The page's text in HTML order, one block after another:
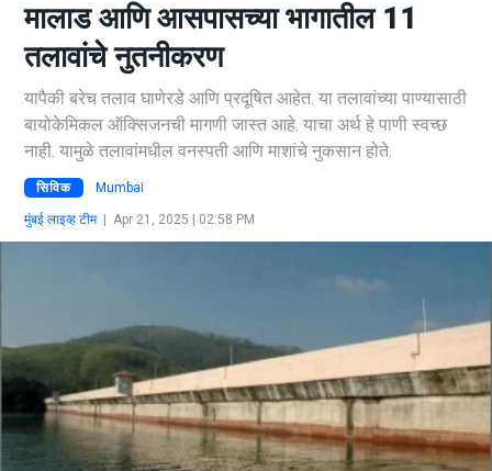
मालाड आणि आसपासच्या भागातील 11
तलावांचे नुतनीकरण
यापैकी बरेच तलाव घाणेरडे आणि प्रदूषित आहेत. या तलावांच्या पाण्यासाठी
बायोकेमिकल ऑक्सिजनची मागणी जास्त आहे. याचा अर्थ हे पाणी स्वच्छ
नाही. यामुळे तलावांमधील वनस्पती आणि माशांचे नुकसान होते.
सिविक Mumbai
मुंबई लाइव्ह टीम| Apr 21, 2025 | 02:58 PM